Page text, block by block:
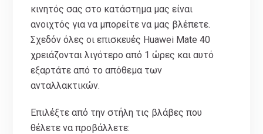
κινητός σας στο κατάστημα μας είναι
ανοιχτός για να μπορείτε να μας βλέπετε.
Σχεδόν όλες οι επισκευές Huawei Mate 40
χρειάζονται λιγότερο από 1 ώρες και αυτό
εξαρτάτε από το απόθεμα των
ανταλλακτικών.
Επιλέξτε από την στήλη τις βλάβες που
θέλετε να προβάλλετε: